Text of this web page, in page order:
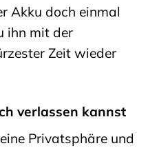
Akku doch einmal
ihn mit der
Zeit wieder
verlassen kannst
Privatsphäre und